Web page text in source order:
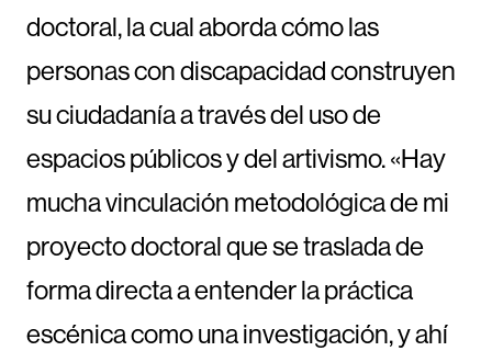
doctoral, la cual aborda cómo las
personas con discapacidad construyen
su ciudadanía a través del uso de
espacios públicos y del artivismo. «Hay
mucha vinculación metodológica de mi
proyecto doctoral que se traslada de
forma directa a entender la práctica
escénica como una investigación, y ahí